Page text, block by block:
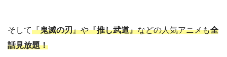
そして『鬼滅の刃』や『推し武道』などの人気アニメも全
話見放題！